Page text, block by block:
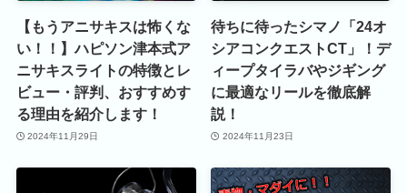
【もうアニサキスは怖くな
い！！】ハピソン津本式ア
ニサキスライトの特徴とレ
ビュー・評判、おすすめす
る理由を紹介します！
2024年11月29日
待ちに待ったシマノ「24オ
シアコンクエストCT」！デ
ィープタイラバやジギング
に最適なリールを徹底解
説！
2024年11月23日